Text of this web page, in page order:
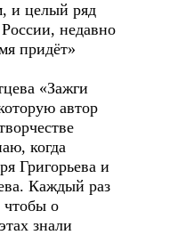
и целый ряд
недавно
придёт»
«Зажги
автор
когда
Григорьева и
Каждый раз
чтобы о
знали